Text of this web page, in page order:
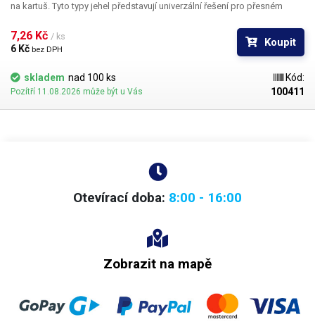
na kartuš. Tyto typy jehel představují univerzální řešení pro přesném
silikony, epoxidy, lepidla... Každá z jehel je vybavena dvojitým závitem a
zámkovým systémem ke spolehlivému a rychlému uchycení
7,26 Kč / ks
6 Kč bez DPH
Koupit
skladem nad 100 ks
Pozítří 11.08.2026 může být u Vás
Kód:
100411
Otevírací doba: 8:00 - 16:00
Zobrazit na mapě